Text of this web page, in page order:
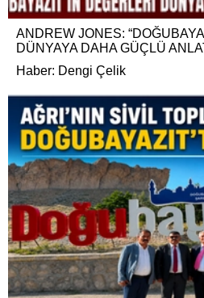
ANDREW JONES:
DÜNYAYA DAHA GÜÇLÜ
Haber: Dengi Çelik